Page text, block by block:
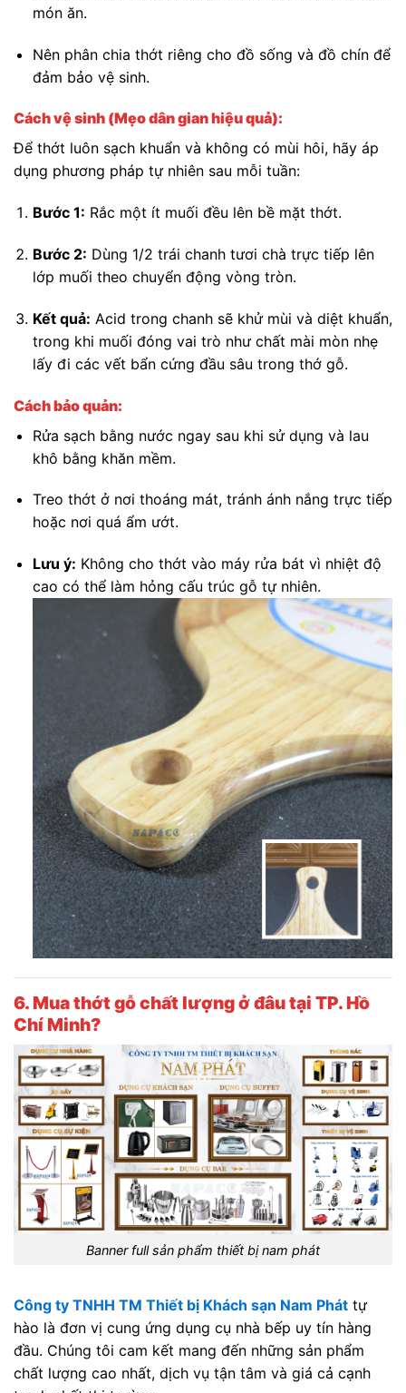
món ăn.
Nên phân chia thớt riêng cho đồ sống và đồ chín để
đảm bảo vệ sinh.
Cách vệ sinh (Mẹo dân gian hiệu quả):
Để thớt luôn sạch khuẩn và không có mùi hôi, hãy áp
dụng phương pháp tự nhiên sau mỗi tuần:
Bước 1: Rắc một ít muối đều lên bề mặt thớt.
Bước 2: Dùng 1/2 trái chanh tươi chà trực tiếp lên
lớp muối theo chuyển động vòng tròn.
Kết quả: Acid trong chanh sẽ khử mùi và diệt khuẩn,
trong khi muối đóng vai trò như chất mài mòn nhẹ
lấy đi các vết bẩn cứng đầu sâu trong thớ gỗ.
Cách bảo quản:
Rửa sạch bằng nước ngay sau khi sử dụng và lau
khô bằng khăn mềm.
Treo thớt ở nơi thoáng mát, tránh ánh nắng trực tiếp
hoặc nơi quá ẩm ướt.
Lưu ý: Không cho thớt vào máy rửa bát vì nhiệt độ
cao có thể làm hỏng cấu trúc gỗ tự nhiên.
6. Mua thớt gỗ chất lượng ở đâu tại TP. Hồ
Chí Minh?
Banner full sản phẩm thiết bị nam phát
Công ty TNHH TM Thiết bị Khách sạn Nam Phát tự
hào là đơn vị cung ứng dụng cụ nhà bếp uy tín hàng
đầu. Chúng tôi cam kết mang đến những sản phẩm
chất lượng cao nhất, dịch vụ tận tâm và giá cả cạnh